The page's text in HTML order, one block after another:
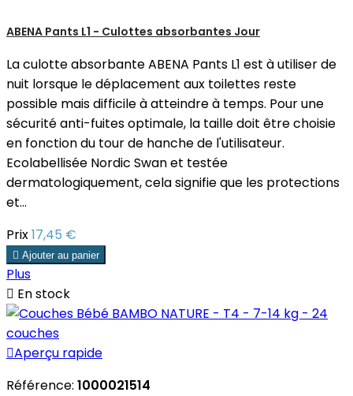
ABENA Pants L1 - Culottes absorbantes Jour
La culotte absorbante ABENA Pants L1 est à utiliser de
nuit lorsque le déplacement aux toilettes reste
possible mais difficile à atteindre à temps. Pour une
sécurité anti-fuites optimale, la taille doit être choisie
en fonction du tour de hanche de l'utilisateur.
Ecolabellisée Nordic Swan et testée
dermatologiquement, cela signifie que les protections
et...
Prix17,45 €
 Ajouter au panier
Plus
 En stock
Aperçu rapide
Référence: 1000021514